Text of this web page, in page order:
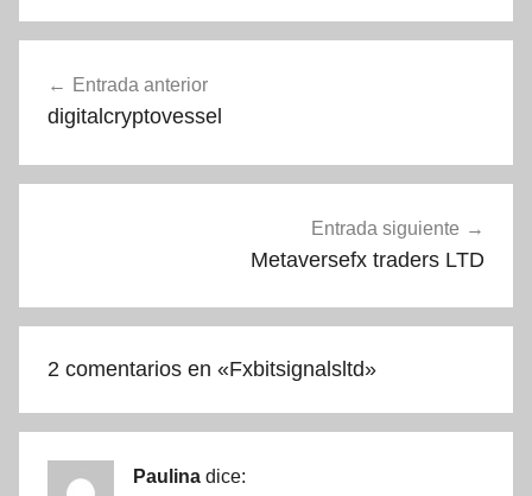
de
Entrada anterior
digitalcryptovessel
Entrada siguiente
Metaversefx traders LTD
2 comentarios en «Fxbitsignalsltd»
Paulina dice: